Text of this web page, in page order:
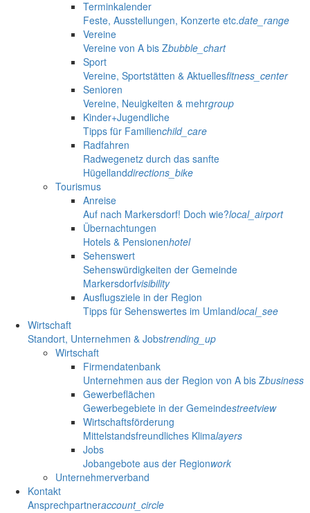
Terminkalender
Feste, Ausstellungen, Konzerte etc.date_range
Vereine
Vereine von A bis Zbubble_chart
Sport
Vereine, Sportstätten & Aktuellesfitness_center
Senioren
Vereine, Neuigkeiten & mehrgroup
Kinder+Jugendliche
Tipps für Familienchild_care
Radfahren
Radwegenetz durch das sanfte
Hügellanddirections_bike
Tourismus
Anreise
Auf nach Markersdorf! Doch wie?local_airport
Übernachtungen
Hotels & Pensionenhotel
Sehenswert
Sehenswürdigkeiten der Gemeinde
Markersdorfvisibility
Ausflugsziele in der Region
Tipps für Sehenswertes im Umlandlocal_see
Wirtschaft
Standort, Unternehmen & Jobstrending_up
Wirtschaft
Firmendatenbank
Unternehmen aus der Region von A bis Zbusiness
Gewerbeflächen
Gewerbegebiete in der Gemeindestreetview
Wirtschaftsförderung
Mittelstandsfreundliches Klimalayers
Jobs
Jobangebote aus der Regionwork
Unternehmerverband
Kontakt
Ansprechpartneraccount_circle